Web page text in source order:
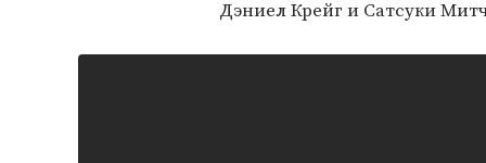
Дэниел Крейг и Сатсуки